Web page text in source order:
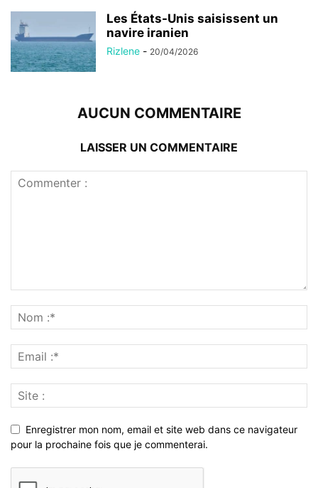
Les États-Unis saisissent un
navire iranien
Rizlene - 20/04/2026
AUCUN COMMENTAIRE
LAISSER UN COMMENTAIRE
Enregistrer mon nom, email et site web dans ce navigateur
pour la prochaine fois que je commenterai.